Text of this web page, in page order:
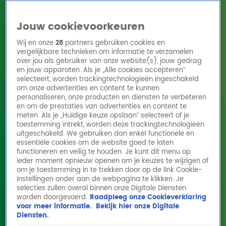
HomeActiesRadioshows DJ'sRadio 10 zendersHitlijsten
Radio luisteren
Volg Radio 10
Zoeken
HomeOnline Radio LuisterenActiesShowsAlle zenders
EK-hit Haarband van De Radio 10
Ochtendshow met Lex Gaarthuis
11 juni 2024, 16:53
Jouw cookievoorkeuren
Wij en onze28 partners gebruiken cookies en
vergelijkbare technieken om informatie te verzamelen
over jou als gebruiker van onze website(s), jouw gedrag
en jouw apparaten. Als je „Alle cookies accepteren”
selecteert, worden trackingtechnologieën ingeschakeld
om onze advertenties en content te kunnen
personaliseren, onze producten en diensten te verbeteren
en om de prestaties van advertenties en content te
meten. Als je „Huidige keuze opslaan” selecteert of je
toestemming intrekt, worden deze trackingtechnologieën
uitgeschakeld. We gebruiken dan enkel functionele en
essentiële cookies om de website goed te laten
functioneren en veilig te houden. Je kunt dit menu op
ieder moment opnieuw openen om je keuzes te wijzigen of
om je toestemming in te trekken door op de link Cookie-
instellingen onder aan de webpagina te klikken. Je
selecties zullen overal binnen onze Digitale Diensten
worden doorgevoerd. Raadpleeg onze Cookieverklaring
voor meer informatie. Bekijk hier onze Digitale
Diensten.